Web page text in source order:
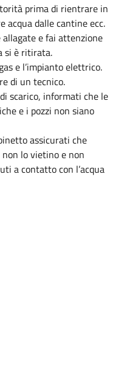
prima di rientrare in
acqua dalle cantine ecc.
e fai attenzione
si è ritirata.
e l’impianto elettrico.
di un tecnico.
scarico, informati che le
e i pozzi non siano
assicurati che
lo vietino e non
a contatto con l’acqua